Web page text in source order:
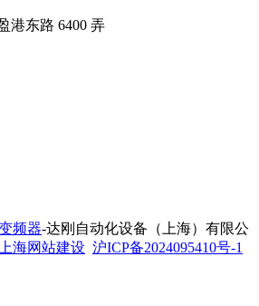
港东路 6400 弄
频器-达刚自动化设备（上海）有限公
海网站建设 沪ICP备2024095410号-1